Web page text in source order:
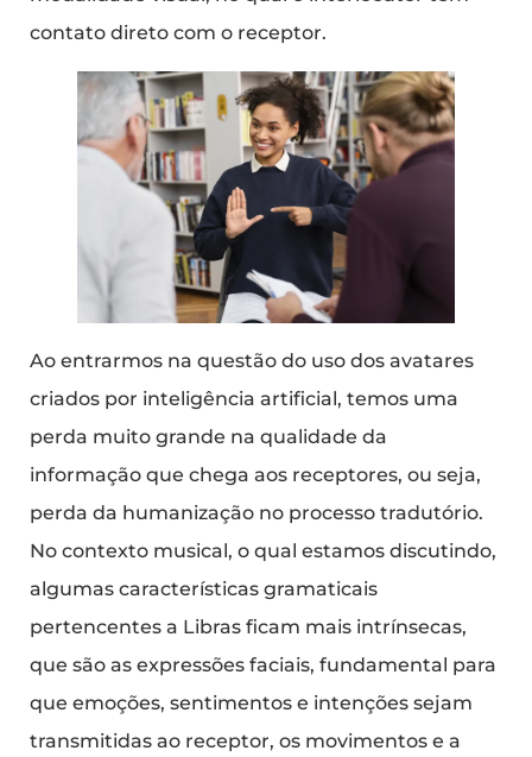
contato direto com o receptor.
Ao entrarmos na questão do uso dos avatares
criados por inteligência artificial, temos uma
perda muito grande na qualidade da
informação que chega aos receptores, ou seja,
perda da humanização no processo tradutório.
No contexto musical, o qual estamos discutindo,
algumas características gramaticais
pertencentes a Libras ficam mais intrínsecas,
que são as expressões faciais, fundamental para
que emoções, sentimentos e intenções sejam
transmitidas ao receptor, os movimentos e a